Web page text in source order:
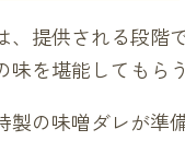
、提供される段階
を堪能してもら
の味噌ダレが準